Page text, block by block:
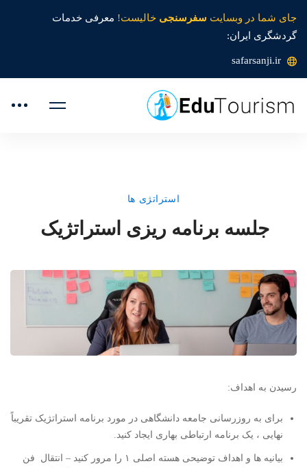
جای شما در وبسایت سفرسنجی خالیست! معرفی خدمات
گردشگری ایران:
safarsanji.ir
استراتژی ها
جلسه برنامه ریزی استراتژیک
رسیدن به اهداف:
برای به روزرسانی جامعه دانشگاهی در مورد برنامه استراتژیک تقریباً
نهایی ، یک برنامه ارتباطی بهاری ایجاد کنید.
بیانیه ها و اهداف توضیحی هسته اصلی ۱ را مرور کنید – انتقال فن